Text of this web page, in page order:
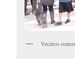
Vecinos